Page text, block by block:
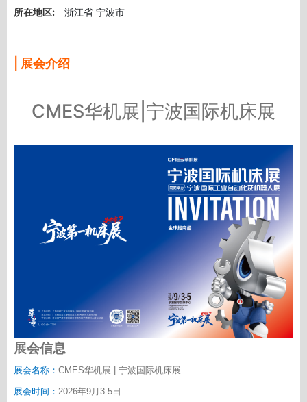
所在地区:
浙江省 宁波市
| 展会介绍
CMES华机展|宁波国际机床展
展会信息
展会名称： CMES华机展 | 宁波国际机床展
展会时间： 2026年9月3-5日